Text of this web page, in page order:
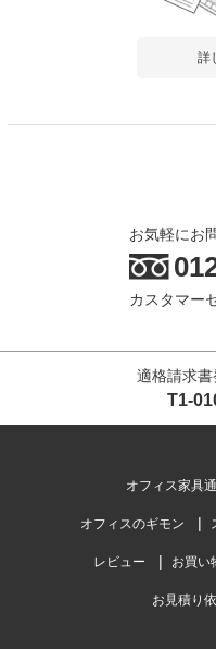
詳
お気軽にお
カスタマー
適格請求
T1-
オフィス家具
オフィスのギモン
レビュー お買い
お見積り